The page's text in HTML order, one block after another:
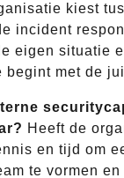
kiest
incident
eigen situatie
begint met de
Heeft de
en tijd om
te vormen